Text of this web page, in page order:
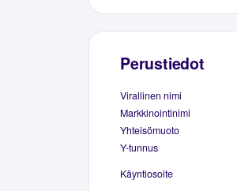
Perustiedot
Virallinen nimi
Markkinointinimi
Yhteisömuoto
Y-tunnus
Käyntiosoite